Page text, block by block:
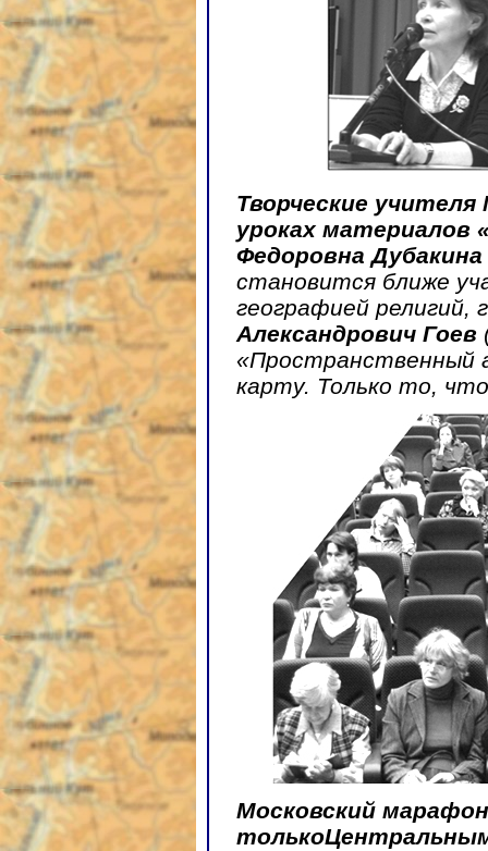
Творческие
уроках материалов
Федоровна Дубакина
становится ближе
географией религий,
Александрович Гоев
«Пространственный
карту. Только то,
Московский